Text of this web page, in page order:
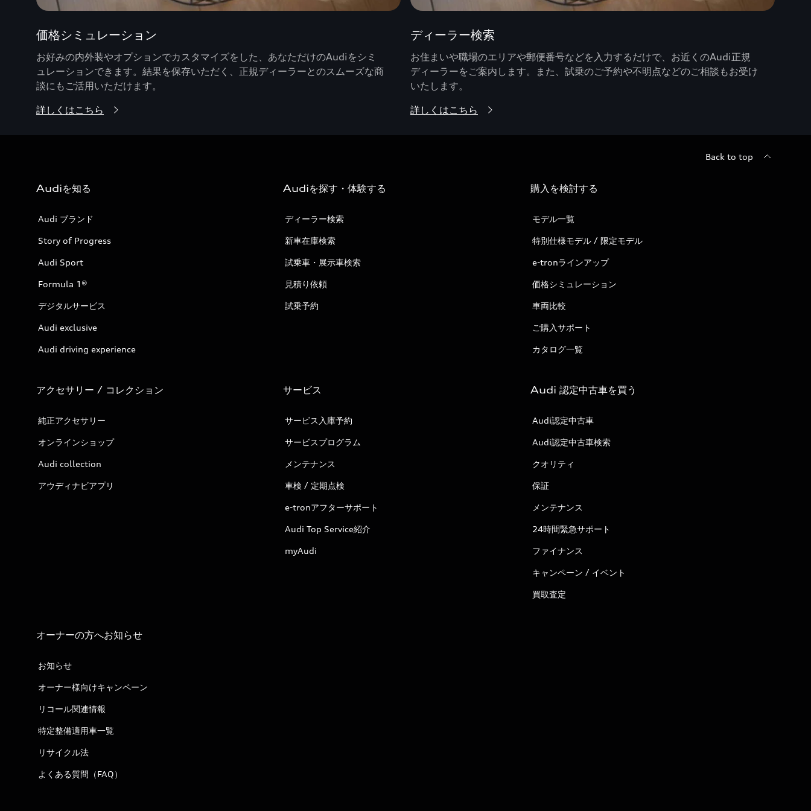
価格シミュレーション
お好みの内外装やオプションでカスタマイズをした、あなただけのAudiをシミ
ュレーションできます。結果を保存いただく、正規ディーラーとのスムーズな商
談にもご活用いただけます。
詳しくはこちら
ディーラー検索
お住まいや職場のエリアや郵便番号などを入力するだけで、お近くのAudi正規
ディーラーをご案内します。また、試乗のご予約や不明点などのご相談もお受け
いたします。
詳しくはこちら
Back to top
Audiを知る
Audi ブランド
Story of Progress
Audi Sport
Formula 1®
デジタルサービス
Audi exclusive
Audi driving experience
Audiを探す・体験する
ディーラー検索
新車在庫検索
試乗車・展示車検索
見積り依頼
試乗予約
購入を検討する
モデル一覧
特別仕様モデル / 限定モデル
e-tronラインアップ
価格シミュレーション
車両比較
ご購入サポート
カタログ一覧
アクセサリー / コレクション
純正アクセサリー
オンラインショップ
Audi collection
アウディナビアプリ
サービス
サービス入庫予約
サービスプログラム
メンテナンス
車検 / 定期点検
e-tronアフターサポート
Audi Top Service紹介
myAudi
Audi 認定中古車を買う
Audi認定中古車
Audi認定中古車検索
クオリティ
保証
メンテナンス
24時間緊急サポート
ファイナンス
キャンペーン / イベント
買取査定
オーナーの方へお知らせ
お知らせ
オーナー様向けキャンペーン
リコール関連情報
特定整備適用車一覧
リサイクル法
よくある質問（FAQ）